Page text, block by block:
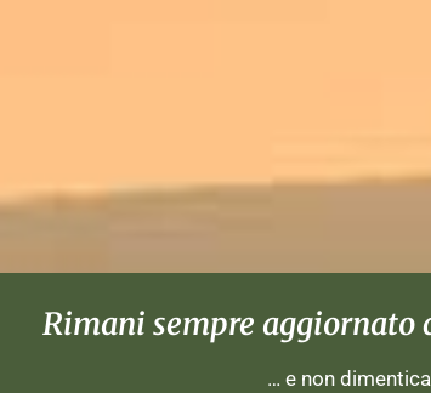
Rimani sempre aggiornato
… e non